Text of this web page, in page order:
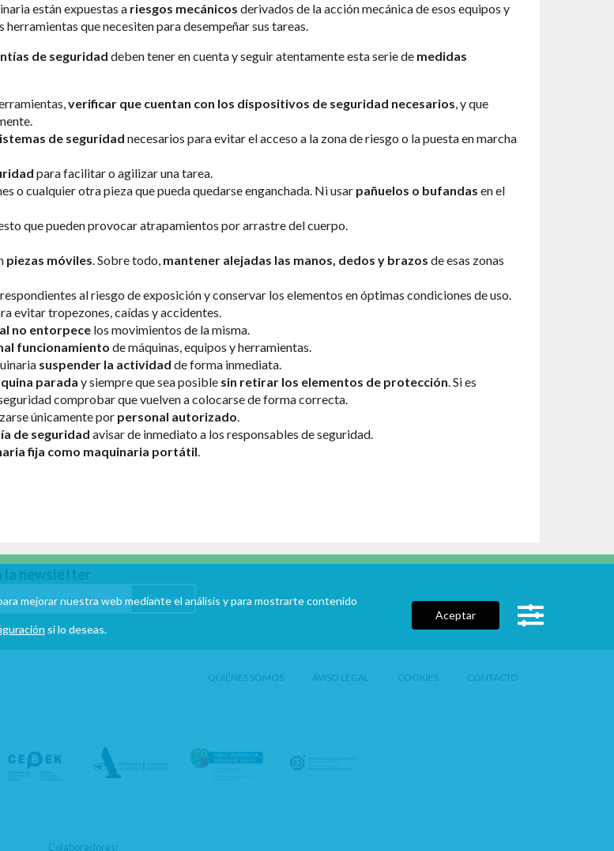
están expuestas a riesgos mecánicos derivados de la acción mecánica de esos equipos y
que necesiten para desempeñar sus tareas.
de seguridad deben tener en cuenta y seguir atentamente esta serie de medidas
verificar que cuentan con los dispositivos de seguridad necesarios, y que
de seguridad necesarios para evitar el acceso a la zona de riesgo o la puesta en marcha
para facilitar o agilizar una tarea.
o cualquier otra pieza que pueda quedarse enganchada. Ni usar pañuelos o bufandas en el
que pueden provocar atrapamientos por arrastre del cuerpo.
piezas móviles. Sobre todo, mantener alejadas las manos, dedos y brazos de esas zonas
al riesgo de exposición y conservar los elementos en óptimas condiciones de uso.
evitar tropezones, caídas y accidentes.
no entorpecelos movimientos de la misma.
funcionamiento de máquinas, equipos y herramientas.
suspender la actividad de forma inmediata.
parada y siempre que sea posible sin retirar los elementos de protección. Si es
comprobar que vuelven a colocarse de forma correcta.
únicamente por personal autorizado.
de seguridad avisar de inmediato a los responsables de seguridad.
fija como maquinaria portátil.
la newsletter
Enviar
las condiciones
QUIÉNES SOMOS AVISO LEGAL COOKIES CONTACTO
Colaboradores:
mejorar nuestra web mediante el análisis y para mostrarte contenido
si lo deseas.
Aceptar